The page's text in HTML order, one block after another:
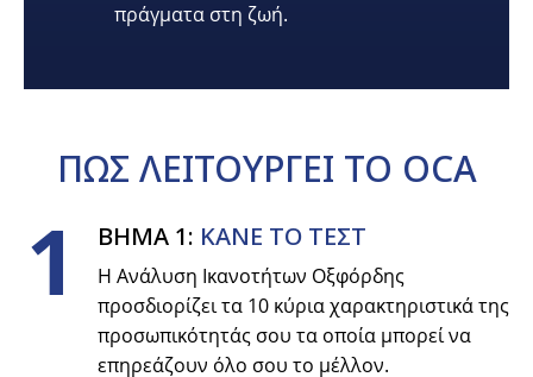
πράγματα στη ζωή.
ΠΩΣ ΛΕΙΤΟΥΡΓΕΙ ΤΟ OCA
1 ΒΗΜΑ 1: ΚΑΝΕ ΤΟ ΤΕΣΤ
Η Ανάλυση Ικανοτήτων Οξφόρδης
προσδιορίζει τα 10 κύρια χαρακτηριστικά της
προσωπικότητάς σου τα οποία μπορεί να
επηρεάζουν όλο σου το μέλλον.